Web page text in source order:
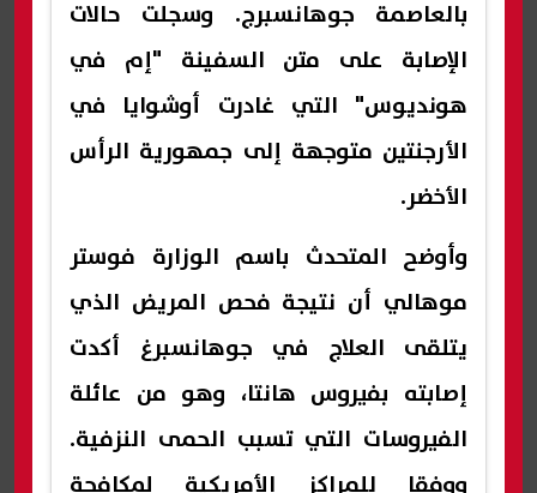
بالعاصمة جوهانسبرج. وسجلت حالات
الإصابة على متن السفينة "إم في
هونديوس" التي غادرت أوشوايا في
الأرجنتين متوجهة إلى جمهورية الرأس
الأخضر.
وأوضح المتحدث باسم الوزارة فوستر
موهالي أن نتيجة فحص المريض الذي
يتلقى العلاج في جوهانسبرغ أكدت
إصابته بفيروس هانتا، وهو من عائلة
الفيروسات التي تسبب الحمى النزفية.
ووفقا للمراكز الأمريكية لمكافحة